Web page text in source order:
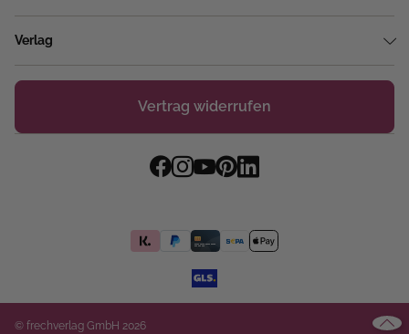
Verlag
Vertrag widerrufen
© frechverlag GmbH 2026